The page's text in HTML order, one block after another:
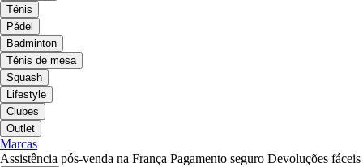
Ténis
Pádel
Badminton
Ténis de mesa
Squash
Lifestyle
Clubes
Outlet
Marcas
Assistência pós-venda na França Pagamento seguro Devoluções fáceis